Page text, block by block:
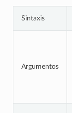
Sintaxis
Argumentos